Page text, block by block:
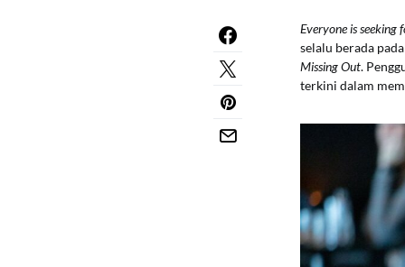
Everyone is seeking
selalu berada
Missing Out.
terkini dalam